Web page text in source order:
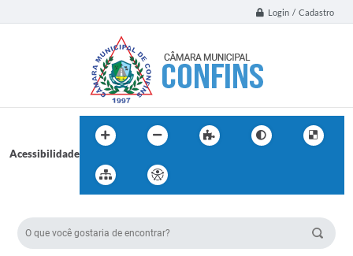
Login / Cadastro
Acessibilidade